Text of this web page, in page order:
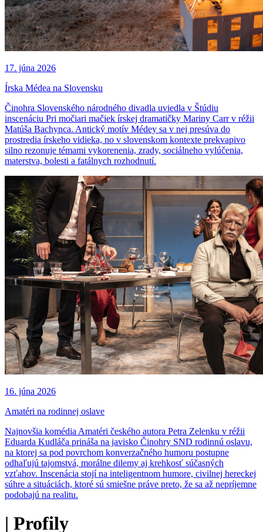
17. júna 2026
Írska Médea na Slovensku
Činohra Slovenského národného divadla uviedla v Štúdiu
inscenáciu Pri močiari mačiek írskej dramatičky Mariny Carr v réžii
Matúša Bachynca. Antický motív Médey sa v nej presúva do
prostredia írskeho vidieka, no v slovenskom kontexte prekvapivo
silno rezonuje témami vykorenenia, zrady, sociálneho vylúčenia,
materstva, bolesti a fatálnych rozhodnutí.
16. júna 2026
Amatéri na rodinnej oslave
Najnovšia komédia Amatéri českého autora Petra Zelenku v réžii
Eduarda Kudláča prináša na javisko Činohry SND rodinnú oslavu,
na ktorej sa pod povrchom konverzačného humoru postupne
odhaľujú tajomstvá, morálne dilemy aj krehkosť súčasných
vzťahov. Inscenácia stojí na inteligentnom humore, civilnej hereckej
súhre a situáciách, ktoré sú smiešne práve preto, že sa až nepríjemne
podobajú na realitu.
| Profily